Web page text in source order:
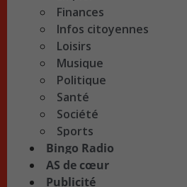
Finances
Infos citoyennes
Loisirs
Musique
Politique
Santé
Société
Sports
Bingo Radio
AS de cœur
Publicité